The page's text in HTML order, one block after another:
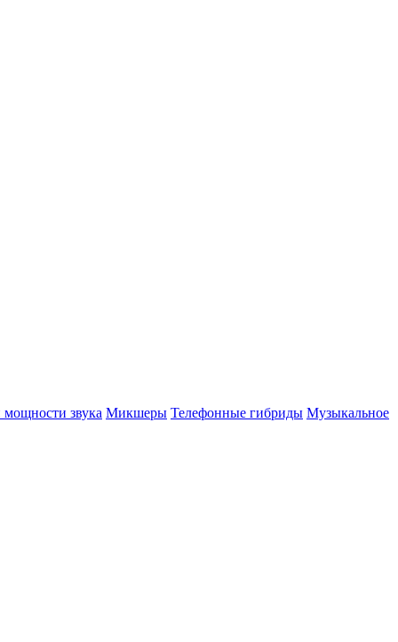
мощности звука Микшеры Телефонные гибриды Музыкальное